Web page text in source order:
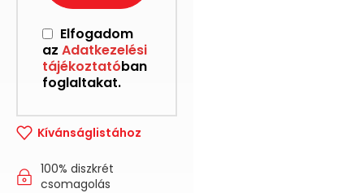
Elfogadom
az Adatkezelési
tájékoztatóban
foglaltakat.
Kívánságlistához
100% diszkrét
csomagolás